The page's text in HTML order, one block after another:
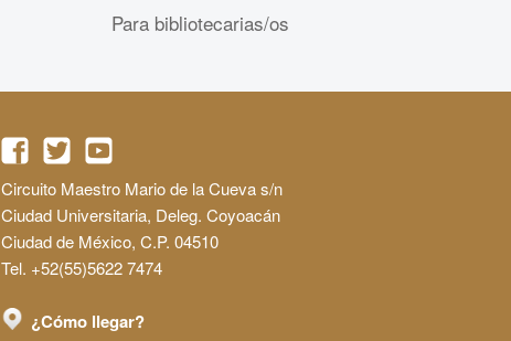
Para bibliotecarias/os
Circuito Maestro Mario de la Cueva s/n
Ciudad Universitaria, Deleg. Coyoacán
Ciudad de México, C.P. 04510
Tel. +52(55)5622 7474
¿Cómo llegar?